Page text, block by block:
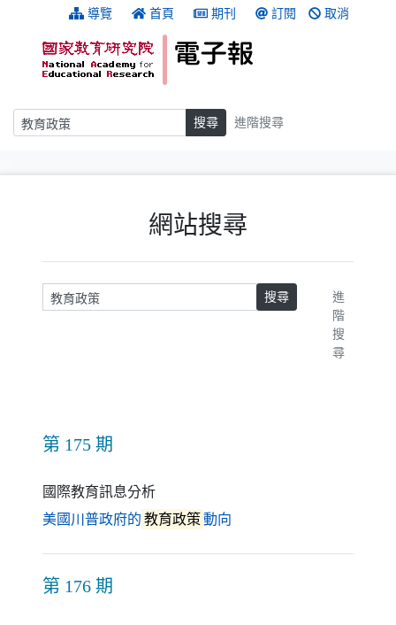
跳到主要內容 導覽 首頁 期刊 訂閱 取消
搜尋 搜尋 進階搜尋
網站搜尋
請輸入關鍵字 搜尋
進
階
搜
尋
第 175 期
國際教育訊息分析
美國川普政府的 教育政策 動向
第 176 期